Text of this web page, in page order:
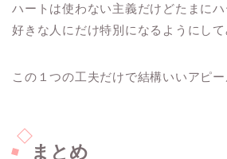
ハートは使わない主義だけどたまに
好きな人にだけ特別になるようにして
この１つの工夫だけで結構いいアピー
まとめ